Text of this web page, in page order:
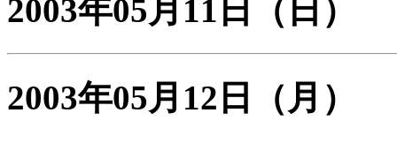
2003年05月11日 （日）
2003年05月12日
（月）